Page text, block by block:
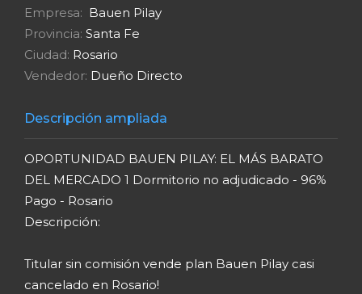
Empresa: Bauen Pilay
Provincia: Santa Fe
Ciudad: Rosario
Vendedor: Dueño Directo
Descripción ampliada
OPORTUNIDAD BAUEN PILAY: EL MÁS BARATO
DEL MERCADO 1 Dormitorio no adjudicado - 96%
Pago - Rosario
Descripción:
Titular sin comisión vende plan Bauen Pilay casi
cancelado en Rosario!